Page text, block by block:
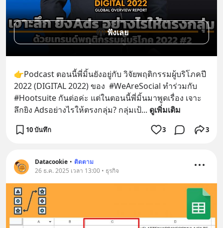
ฟังเลย
👉Podcast ตอนนี้พี่มิ้นยังอยู่กับ วิจัยพฤติกรรมผู้บริโภคปี
2022 (DIGITAL 2022) ของ  #WeAreSocial ทำร่วมกับ
#Hootsuite กันต่อค่ะ แต่ในตอนนี้พี่มิ้นมาพูดเรื่อง เจาะ
ลึกยิง Adsอย่างไรให้ตรงกลุ่ม? กลุ่มเป้... ดูเพิ่มเติม
10 บันทึก 3 3
Datacookie • ติดตาม
26 ธ.ค. 2025 เวลา 13:00 • ธุรกิจ